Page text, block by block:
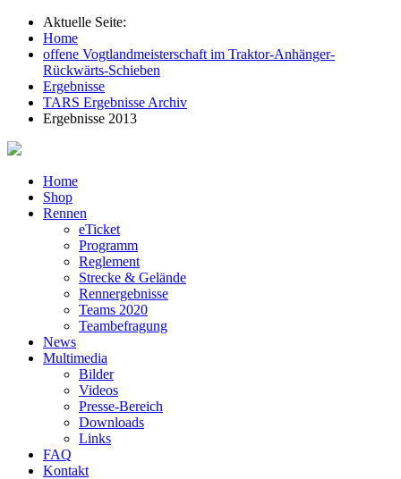
Aktuelle Seite:
Home
offene Vogtlandmeisterschaft im Traktor-Anhänger-
Rückwärts-Schieben
Ergebnisse
TARS Ergebnisse Archiv
Ergebnisse 2013
Home
Shop
Rennen
eTicket
Programm
Reglement
Strecke & Gelände
Rennergebnisse
Teams 2020
Teambefragung
News
Multimedia
Bilder
Videos
Presse-Bereich
Downloads
Links
FAQ
Kontakt